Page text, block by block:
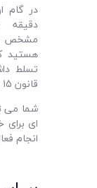
دقیقه
مشخص
هستید
تسلط
قانون 15 دقیقه به راحتی به آن برسید.
انجام